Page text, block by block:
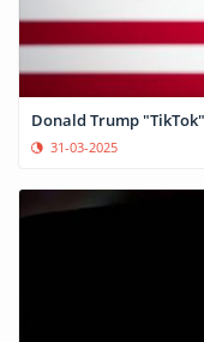
Donald Trump
31-03-2025